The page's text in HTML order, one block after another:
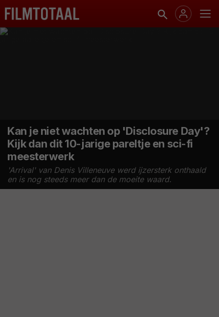
Kan je niet wachten op 'Disclosure Day'?
Kijk dan dit 10-jarige pareltje en sci-fi
meesterwerk
'Arrival' van Denis Villeneuve werd ijzersterk onthaald
en is nog steeds meer dan de moeite waard.